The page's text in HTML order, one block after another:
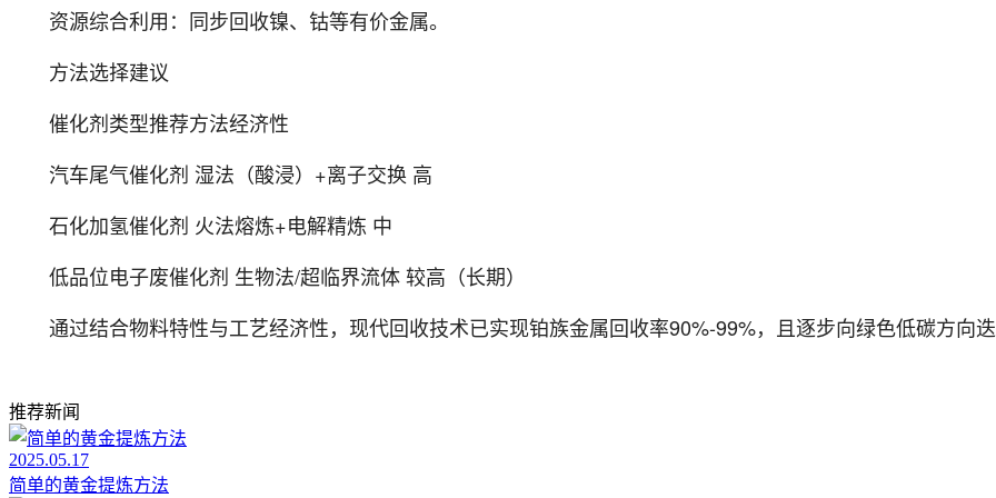
资源综合利用：同步回收镍、钴等有价金属。
方法选择建议
催化剂类型推荐方法经济性
汽车尾气催化剂 湿法（酸浸）+离子交换 高
石化加氢催化剂 火法熔炼+电解精炼 中
低品位电子废催化剂 生物法/超临界流体 较高（长期）
通过结合物料特性与工艺经济性，现代回收技术已实现铂族金属回收率90%-99%，且逐步向绿色低碳方向
推荐新闻
2025.05.17
简单的黄金提炼方法